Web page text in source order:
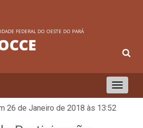
FEDERAL DO OESTE DO PARÁ
Toggle
navigation
26 de Janeiro de 2018 às 13:52